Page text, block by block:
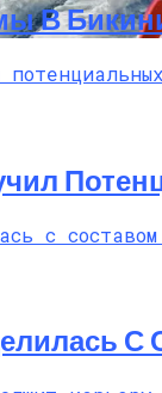
Наследие:
В
С